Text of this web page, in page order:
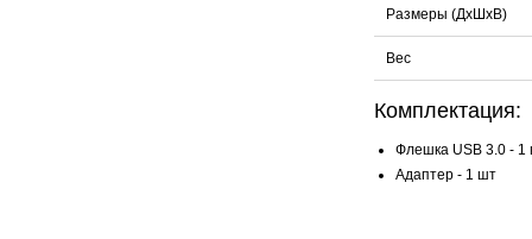
Размеры (ДхШхВ)
Вес
Комплектация:
Флешка USB 3.0 - 1
Адаптер - 1 шт